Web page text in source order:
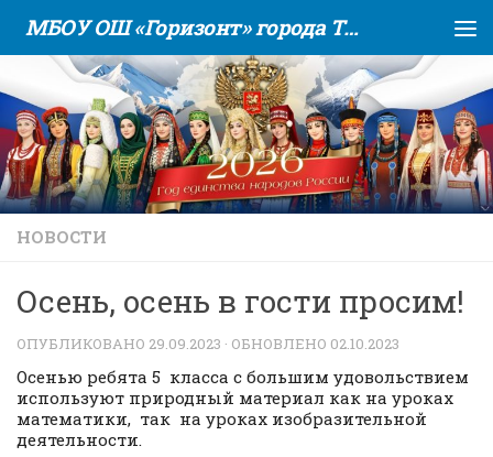
Skip to content МБОУ ОШ «Горизонт» города Тюмени
НОВОСТИ
Осень, осень в гости просим!
ОПУБЛИКОВАНО 29.09.2023 · ОБНОВЛЕНО 02.10.2023
Осенью ребята 5 класса с большим удовольствием
используют природный материал как на уроках
математики, так на уроках изобразительной
деятельности.